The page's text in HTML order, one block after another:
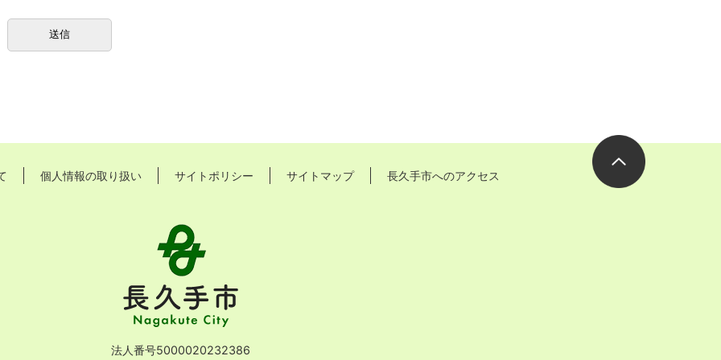
個人情報の取り扱い サイトポリシー サイトマップ 長久手市へのアクセス
Nagakute
City
法人番号5000020232386